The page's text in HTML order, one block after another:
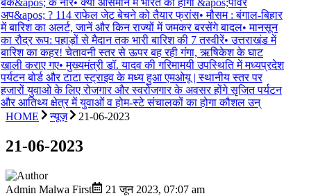
बैक&apos; के नारे• क्या आसमान में भारत का होगा &apos;पावर
अप&apos; ? 114 राफेल जेट बेचने को तैयार फ्रांस• मौसम : बंगाल-बिहार
में बारिश का अलर्ट, जानें और किन राज्यों में जमकर बरसेंगे बादल• मानसून
का रौद्र रूप: पहाड़ों से मैदान तक भारी बारिश की 7 तस्वीरें• उत्तराखंड में
बारिश का कहर! चेतावनी स्तर से ऊपर बह रही गंगा, ऋषिकेश के घाट
खाली कराए गए• मुख्यमंत्री डॉ. यादव की गरिमामयी उपस्थिति में मध्यप्रदेश
पर्यटन बोर्ड और टाटा स्ट्राइव के मध्य हुआ एमओयू | स्थानीय स्तर पर
हजारों युवाओ के लिए रोजगार और स्वरोजगार के अवसर होंगे सृजित पर्यटन
और आतिथ्य क्षेत्र में युवाओं व होम-स्टे संचालकों का होगा कौशल उन्
HOME
न्यूज़ 21-06-2023
21-06-2023
Admin Malwa First 21 जून 2023, 07:07 am